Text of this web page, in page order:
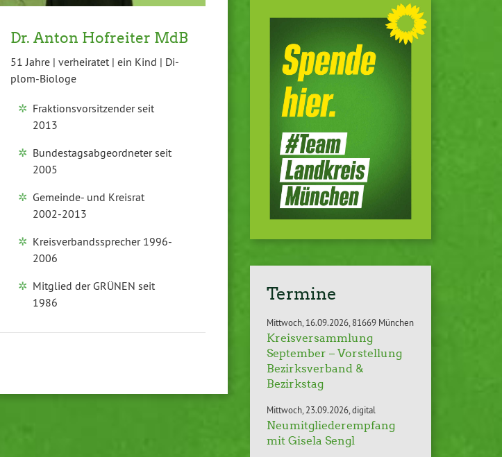
Dr. Anton Hofreiter MdB
51 Jahre | ver­hei­ra­tet | ein Kind | Di­
plom-Bio­lo­ge
Frak­ti­ons­vor­sit­zen­der seit
2013
Bun­des­tags­ab­ge­ord­ne­ter seit
2005
Gemeinde- und Kreisrat
2002-2013
Kreis­ver­bands­spre­cher 1996-
2006
Mitglied der GRÜNEN seit
1986
Termine
Mittwoch 16.09.2026 81669 München
Kreisversammlung
September – Vorstellung
Bezirksverband &
Bezirkstag
Mittwoch 23.09.2026 digital
Neumitgliederempfang
mit Gisela Sengl